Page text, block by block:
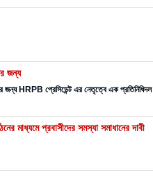
জন্য
জন্য HRPB প্রেসিডেন্ট এর নেতৃত্বে এক প্রতিনিধিদল
মাধ্যমে প্রবাসীদের সমস্যা সমাধানের দাবী